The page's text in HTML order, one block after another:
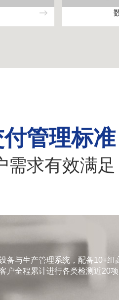
管理标准
需求有效满足
备与生产管理系统，配备10+组
户全程累计进行各类检测近20